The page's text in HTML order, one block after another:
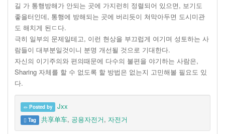
길 가 통행방해가 안되는 곳에 가지런히 정렬되어 있으면, 보기도
좋을터인데, 통행에 방해되는 곳에 버리듯이 쳐막아두면 도시미관
도 해치게 된ㄷ다.
극히 일부의 문제일테고, 이런 현상을 부끄럽게 여기며 성토하는 사
람들이 대부분일것이니 분명 개선될 것으로 기대한다.
자신의 이기주의와 편의때문에 다수의 불편을 야기하는 사람은,
Sharing 자체를 할 수 없도록 할 방법은 없는지 고민해볼 필요도 있
다.
Posted by Jxx
Tag 共享单车, 공용자전거, 자전거